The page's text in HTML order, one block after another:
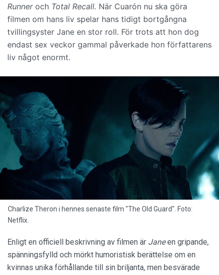
Runneroch Total Recall. När Cuarón nu ska göra
filmen om hans liv spelar hans tidigt bortgångna
tvillingsyster Jane en stor roll. För trots att hon dog
endast sex veckor gammal påverkade hon författarens
liv något enormt.
Charlize Theron i hennes senaste film "The Old Guard". Foto:
Netflix.
Enligt en officiell beskrivning av filmen är Janeen gripande,
spänningsfylld och mörkt humoristisk berättelse om en
kvinnas unika förhållande till sin briljanta, men besvärade